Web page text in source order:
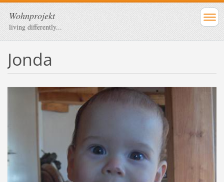
Wohnprojekt
living differently...
Jonda